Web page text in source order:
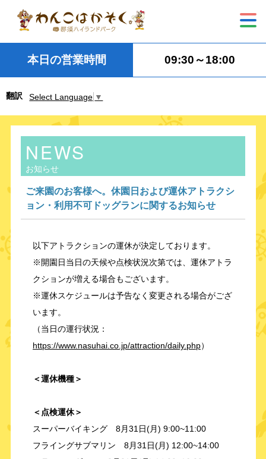
本日の営業時間 09:30～18:00
翻訳 Select Language ▼
NEWS
お知らせ
ご来園のお客様へ。休園日および運休アトラクシ
ョン・利用不可ドッグランに関するお知らせ
以下アトラクションの運休が決定しております。
※開園日当日の天候や点検状況次第では、運休アトラ
クションが増える場合もございます。
※運休スケジュールは予告なく変更される場合がござ
います。
（当日の運行状況：
https://www.nasuhai.co.jp/attraction/daily.php）
＜運休機種＞
＜点検運休＞
スーパーバイキング 8月31日(月) 9:00~11:00
フライングサブマリン 8月31日(月) 12:00~14:00